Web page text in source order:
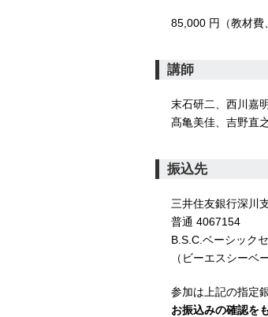
85,000 円（教材費
講師
末石研二、西川嘉
髙亀美佳、吉野直
振込先
三井住友銀行深川
普通 4067154
B.S.C.ベーシック
（ビーエスシーベ
参加は上記の指定
お振込みの確認を